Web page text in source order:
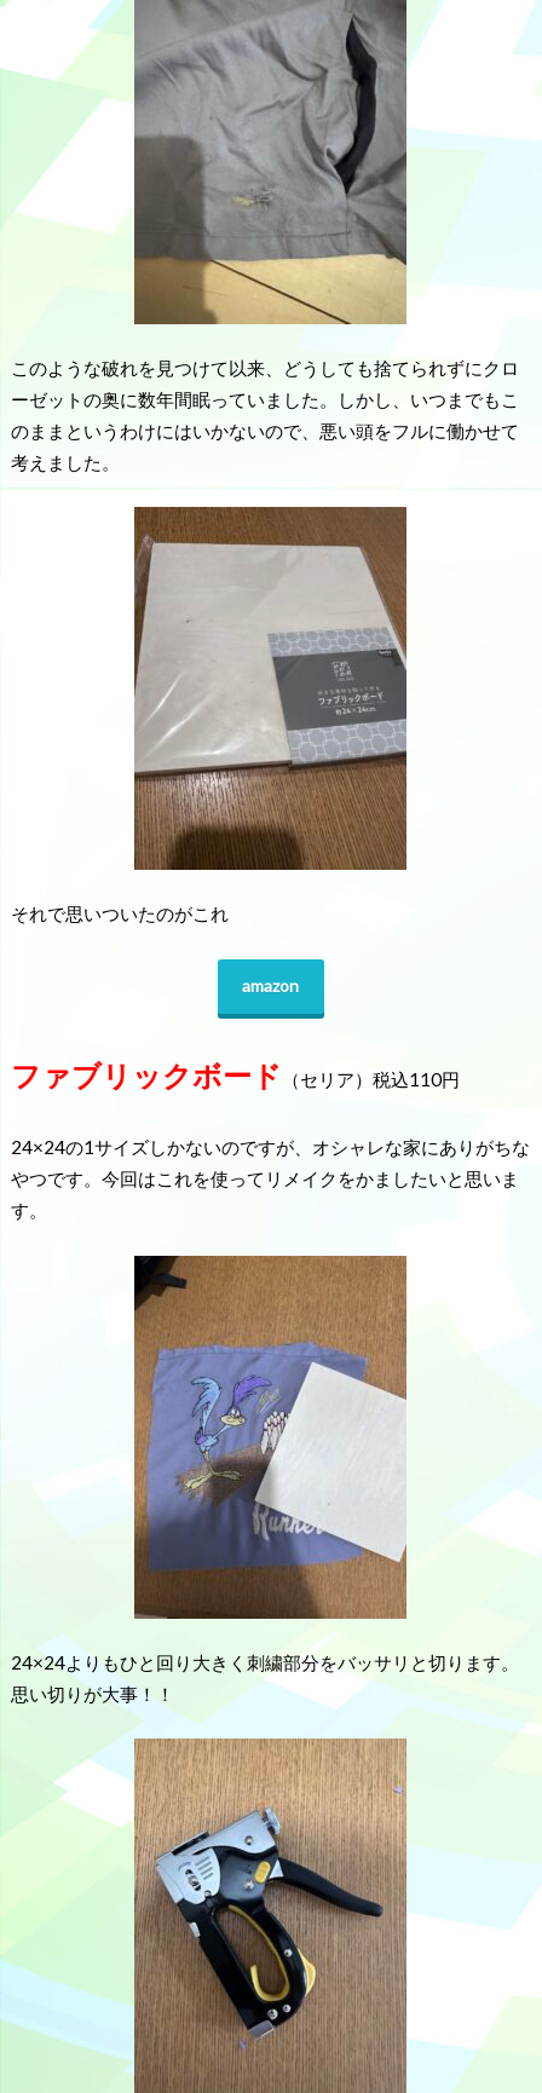
このような破れを見つけて以来、どうしても捨てられずにクロ
ーゼットの奥に数年間眠っていました。しかし、いつまでもこ
のままというわけにはいかないので、悪い頭をフルに働かせて
考えました。
それで思いついたのがこれ
amazon
ファブリックボード （セリア）税込110円
24×24の1サイズしかないのですが、オシャレな家にありがちな
やつです。今回はこれを使ってリメイクをかましたいと思いま
す。
24×24よりもひと回り大きく刺繍部分をバッサリと切ります。
思い切りが大事！！